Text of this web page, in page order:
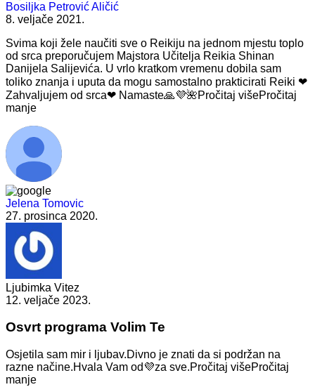
Bosiljka Petrović Aličić
8. veljače 2021.
Svima koji žele naučiti sve o Reikiju na jednom mjestu toplo
od srca preporučujem Majstora Učitelja Reikia Shinan
Danijela Salijevića. U vrlo kratkom vremenu dobila sam
toliko znanja i uputa da mogu samostalno prakticirati Reiki ❤
Zahvaljujem od srca❤ Namaste🙏💜🌺Pročitaj višePročitaj
manje
Jelena Tomovic
27. prosinca 2020.
Ljubimka Vitez
12. veljače 2023.
Osvrt programa Volim Te
Osjetila sam mir i ljubav.Divno je znati da si podržan na
razne načine.Hvala Vam od💜za sve.Pročitaj višePročitaj
manje